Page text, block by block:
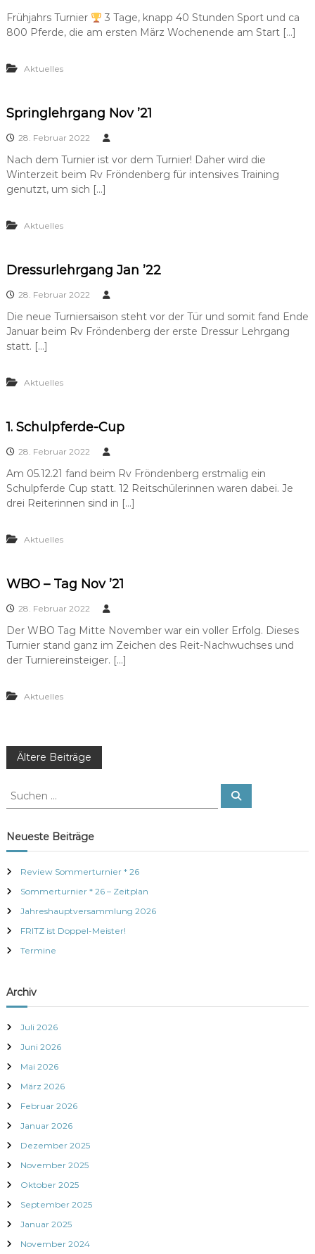
Frühjahrs Turnier
3 Tage, knapp 40 Stunden Sport und ca
800 Pferde, die am ersten März Wochenende am Start […]
Aktuelles
Springlehrgang Nov ’21
28. Februar 2022
Nach dem Turnier ist vor dem Turnier! Daher wird die
Winterzeit beim Rv Fröndenberg für intensives Training
genutzt, um sich […]
Aktuelles
Dressurlehrgang Jan ’22
28. Februar 2022
Die neue Turniersaison steht vor der Tür und somit fand Ende
Januar beim Rv Fröndenberg der erste Dressur Lehrgang
statt. […]
Aktuelles
1. Schulpferde-Cup
28. Februar 2022
Am 05.12.21 fand beim Rv Fröndenberg erstmalig ein
Schulpferde Cup statt. 12 Reitschülerinnen waren dabei. Je
drei Reiterinnen sind in […]
Aktuelles
WBO – Tag Nov ’21
28. Februar 2022
Der WBO Tag Mitte November war ein voller Erfolg. Dieses
Turnier stand ganz im Zeichen des Reit-Nachwuchses und
der Turniereinsteiger. […]
Aktuelles
B
e
t
r
a
g
s
n
a
v
i
g
a
t
i
Ältere Beiträge
S
h
e
n
a
c
:
S
Neueste Beiträge
Review Sommerturnier * 26
Sommerturnier * 26 – Zeitplan
Jahreshauptversammlung 2026
FRITZ ist Doppel-Meister!
Termine
Archiv
Juli 2026
Juni 2026
Mai 2026
März 2026
Februar 2026
Januar 2026
Dezember 2025
November 2025
Oktober 2025
September 2025
Januar 2025
November 2024